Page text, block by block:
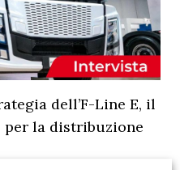
dell’F-Line E, il
la distribuzione